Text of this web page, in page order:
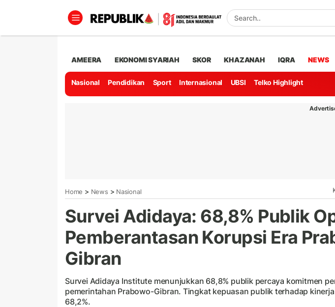
AMEERA EKONOMI SYARIAH SKOR KHAZANAH IQRA NEWS
Nasional Pendidikan Sport Internasional UBSI Telko Highlight
Home > News > Nasional
Survei Adidaya: 68,8% Publik
Pemberantasan Korupsi Era
Gibran
Survei Adidaya Institute menunjukkan 68,8% publik percaya komitmen
pemerintahan Prabowo-Gibran. Tingkat kepuasan publik terhadap
68,2%.